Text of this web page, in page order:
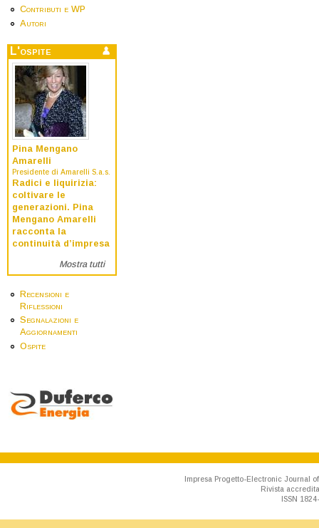
Contributi e WP
Autori
L'ospite
Pina Mengano
Amarelli
Presidente di Amarelli S.a.s.
Radici e liquirizia:
coltivare le
generazioni. Pina
Mengano Amarelli
racconta la
continuità d’impresa
Mostra tutti
Recensioni e
Riflessioni
Segnalazioni e
Aggiornamenti
Ospite
Impresa Progetto-Electronic Journal
Rivista
ISSN